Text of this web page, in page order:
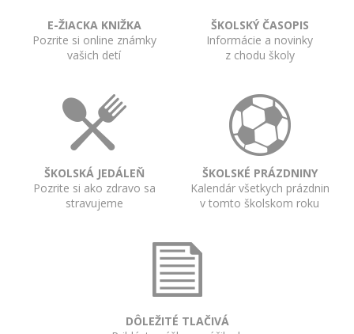
E-ŽIACKA KNIŽKA
Pozrite si online známky
vašich detí
ŠKOLSKÝ ČASOPIS
Informácie a novinky
z chodu školy
ŠKOLSKÁ JEDÁLEŇ
Pozrite si ako zdravo sa
stravujeme
ŠKOLSKÉ PRÁZDNINY
Kalendár všetkych prázdnin
v tomto školskom roku
DÔLEŽITÉ TLAČIVÁ